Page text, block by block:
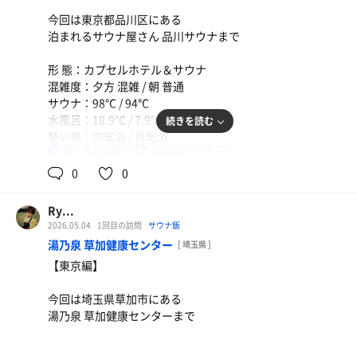
⑤外気浴は整い椅子、寝ころべる椅子が数多くあり混雑時
でも好きな場所で整えられ、比較的静か
し声が気になるもののゆったりできる
⑦水風呂はドラゴンロウリュを受けれるサウナの横にある
場所が広くて深い / シングル用の水風呂は狭いが深い
唯一のネックは都心部から遠いとこだけ！
ったかさ(´；ω；｀)
次回はゆっくりしに来ようと思った！
#サウナ #サウナイキタイ #サ活 #サウナ好きと繋がりたい
#スパメッツァおおたか
今回は東京都品川区にある
泊まれるサウナ屋さん 品川サウナまで
形 態：カプセルホテル＆サウナ
混雑度：夕方 混雑 / 朝 普通
サウナ：98℃ / 94℃
水風呂：18.9℃ / 7.9℃
整い場：内気浴 / 外気浴
サ 飯：まこちゃん
①宿泊施設としての利用ですが完全にホステル
②セルフロウリュの出来るサ室はじんわりと汗を流せるよ
うな体感温度
③アウフグースは黙々と熱波をぶつけてくれてとても良き
④水風呂は真ん中に広くて深いやつと横に温度がシングル
⑤外気浴は屋上に扇風機が回っていて丁度良い風を浴びな
がらととのえる
続きを読む
0 0
Ry...
2026.05.04 1回目の訪問 サウナ飯
湯乃泉 草加健康センター [ 埼玉県 ]
【東京編】
今回は埼玉県草加市にある
湯乃泉 草加健康センターまで